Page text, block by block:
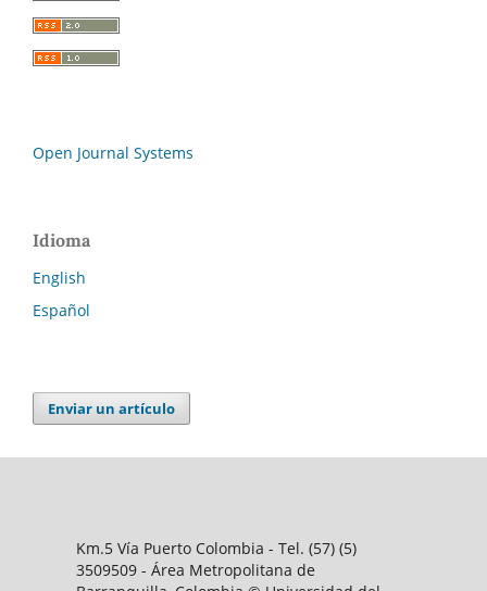
Open Journal Systems
Idioma
English
Español
Enviar un artículo
Km.5 Vía Puerto Colombia - Tel. (57) (5)
3509509 - Área Metropolitana de